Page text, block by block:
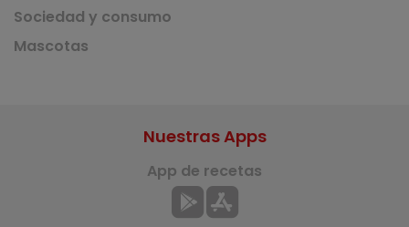
Sociedad y consumo
Mascotas
Nuestras Apps
App de recetas